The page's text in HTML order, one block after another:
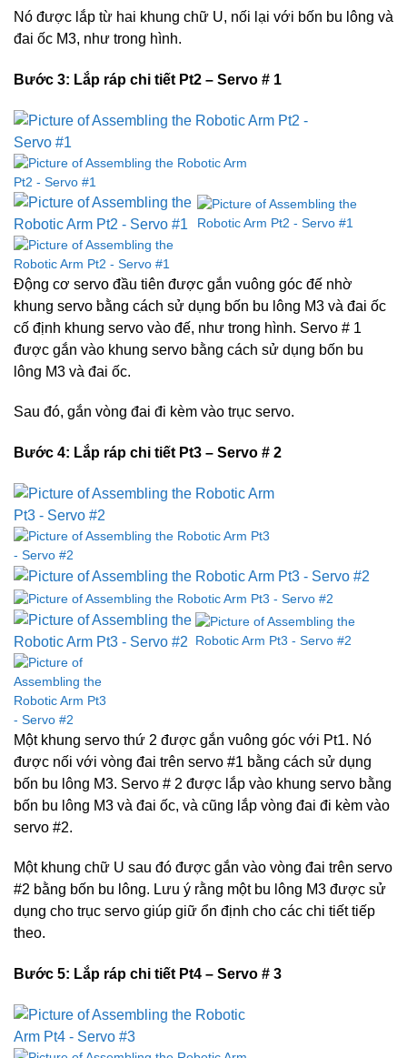
Nó được lắp từ hai khung chữ U, nối lại với bốn bu lông và
đai ốc M3, như trong hình.
Bước 3: Lắp ráp chi tiết Pt2 – Servo # 1
Động cơ servo đầu tiên được gắn vuông góc đế nhờ
khung servo bằng cách sử dụng bốn bu lông M3 và đai ốc
cố định khung servo vào đế, như trong hình. Servo # 1
được gắn vào khung servo bằng cách sử dụng bốn bu
lông M3 và đai ốc.
Sau đó, gắn vòng đai đi kèm vào trục servo.
Bước 4: Lắp ráp chi tiết Pt3 – Servo # 2
Một khung servo thứ 2 được gắn vuông góc với Pt1. Nó
được nối với vòng đai trên servo #1 bằng cách sử dụng
bốn bu lông M3. Servo # 2 được lắp vào khung servo bằng
bốn bu lông M3 và đai ốc, và cũng lắp vòng đai đi kèm vào
servo #2.
Một khung chữ U sau đó được gắn vào vòng đai trên servo
#2 bằng bốn bu lông. Lưu ý rằng một bu lông M3 được sử
dụng cho trục servo giúp giữ ổn định cho các chi tiết tiếp
theo.
Bước 5: Lắp ráp chi tiết Pt4 – Servo # 3